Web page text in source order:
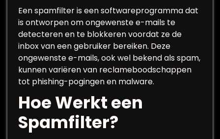
Een spamfilter is een softwareprogramma dat
is ontworpen om ongewenste e-mails te
detecteren en te blokkeren voordat ze de
inbox van een gebruiker bereiken. Deze
ongewenste e-mails, ook wel bekend als spam,
kunnen variëren van reclameboodschappen
tot phishing-pogingen en malware.
Hoe Werkt een
Spamfilter?